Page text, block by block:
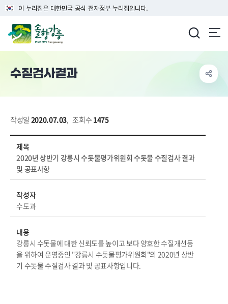
이 누리집은 대한민국 공식 전자정부 누리집입니다.
수질검사결과
작성일 2020.07.03, 조회수 1475
제목
2020년 상반기 강릉시 수돗물평가위원회 수돗물 수질검사 결과
및 공표사항
작성자
수도과
내용
강릉시 수돗물에 대한 신뢰도를 높이고 보다 양호한 수질개선등
을 위하여 운영중인 "강릉시 수돗물평가위원회"의 2020년 상반
기 수돗물 수질검사 결과 및 공표사항입니다.